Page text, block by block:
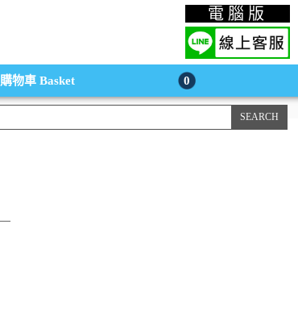
電腦版
購物車 Basket 0